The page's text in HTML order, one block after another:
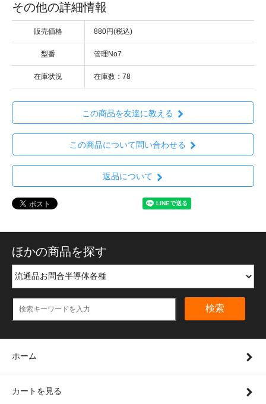
その他の詳細情報
販売価格 880円(税込)
型番 管理No7
在庫状況 在庫数：78
この商品を友達に教える
この商品について問い合わせる
返品について
ほかの商品を探す
検索
ホーム
カートを見る